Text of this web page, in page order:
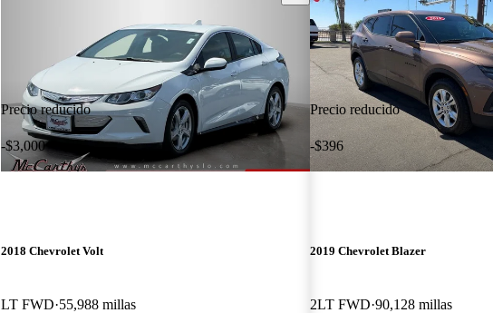
Precio reducido
-$3,000
2018 Chevrolet Volt
LT FWD 55,988 millas
Precio reducido
-$396
2019 Chevrolet Blazer
2LT FWD 90,128 millas